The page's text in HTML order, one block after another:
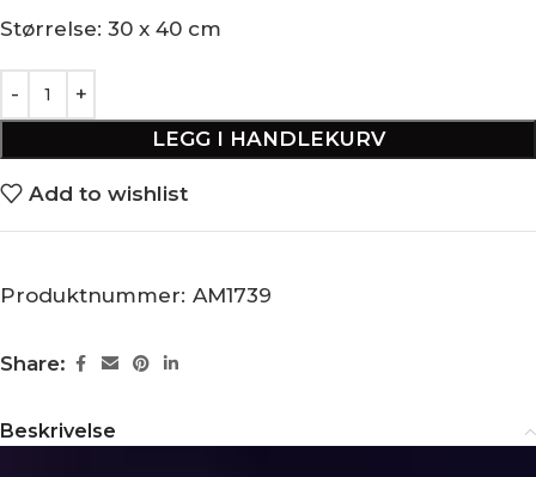
Størrelse: 30 x 40 cm
LEGG I HANDLEKURV
Add to wishlist
Produktnummer: AM1739
Share:
Beskrivelse